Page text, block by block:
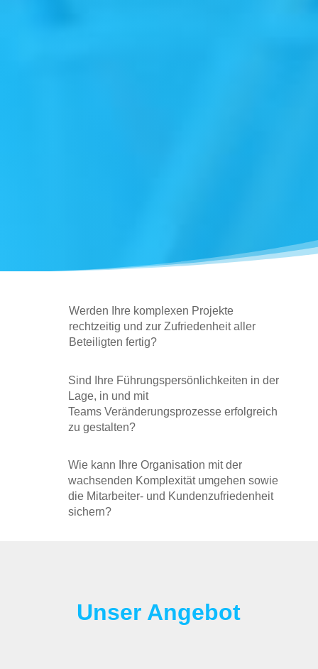
Werden Ihre komplexen Projekte
rechtzeitig und zur Zufriedenheit aller
Beteiligten fertig?
Sind Ihre Führungspersönlichkeiten in der
Lage, in und mit
Teams Veränderungsprozesse erfolgreich
zu gestalten?
Wie kann Ihre Organisation mit der
wachsenden Komplexität umgehen sowie
die Mitarbeiter- und Kundenzufriedenheit
sichern?
Unser Angebot